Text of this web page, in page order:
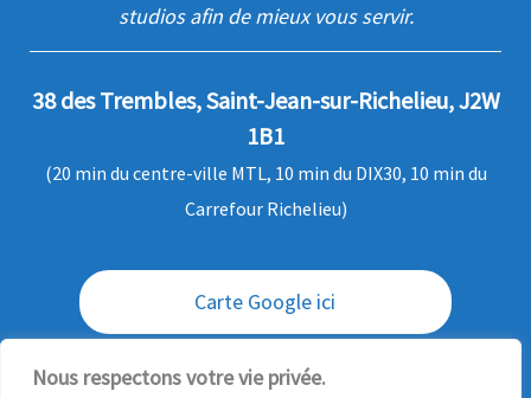
Nous respectons votre vie privée.
studios afin de mieux vous servir.
38 des Trembles, Saint-Jean-sur-Richelieu, J2W
1B1
(20 min du centre-ville MTL, 10 min du DIX30, 10 min du
Carrefour Richelieu)
Carte Google ici
Envoi / livraison des commandes